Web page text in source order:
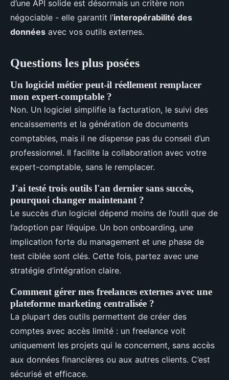
d’une API solide est désormais un critère non
négociable - elle garantit l’interopérabilité des
données avec vos outils externes.
Questions les plus posées
Un logiciel métier peut-il réellement remplacer
mon expert-comptable ?
Non. Un logiciel simplifie la facturation, le suivi des
encaissements et la génération de documents
comptables, mais il ne dispense pas du conseil d’un
professionnel. Il facilite la collaboration avec votre
expert-comptable, sans le remplacer.
J'ai testé trois outils l'an dernier sans succès,
pourquoi changer maintenant ?
Le succès d’un logiciel dépend moins de l’outil que de
l’adoption par l’équipe. Un bon onboarding, une
implication forte du management et une phase de
test ciblée sont clés. Cette fois, partez avec une
stratégie d’intégration claire.
Comment gérer mes freelances externes avec une
plateforme marketing centralisée ?
La plupart des outils permettent de créer des
comptes avec accès limité : un freelance voit
uniquement les projets qui le concernent, sans accès
aux données financières ou aux autres clients. C’est
sécurisé et efficace.